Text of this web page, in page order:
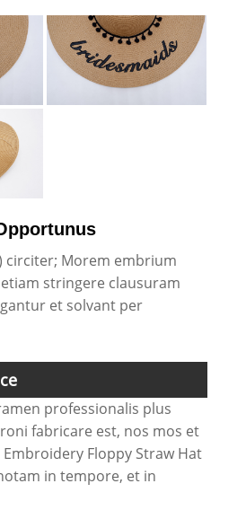
circiter; Morem embrium
stringere clausuram
et solvant per
professionalis plus
fabricare est, nos mos et
Floppy Straw Hat
in tempore, et in